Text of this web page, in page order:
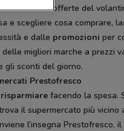
. Con le offerte del
e scegliere cosa comprare,
e dalle promozioni per
migliori marche a prezzi
gli sconti del giorno.
Prestofresco
facendo la spesa.
il supermercato più vicino
l’insegna Prestofresco,